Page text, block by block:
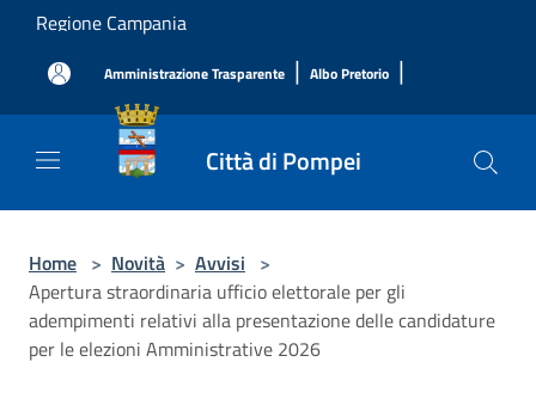
Salta al contenuto principale
Regione Campania
Amministrazione Trasparente | Albo Pretorio |
Città di Pompei
Home > Novità > Avvisi >
Apertura straordinaria ufficio elettorale per gli
adempimenti relativi alla presentazione delle candidature
per le elezioni Amministrative 2026